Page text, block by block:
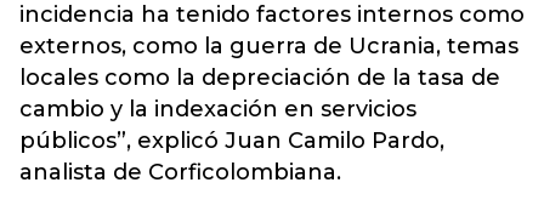
incidencia ha tenido factores internos como
externos, como la guerra de Ucrania, temas
locales como la depreciación de la tasa de
cambio y la indexación en servicios
públicos”, explicó Juan Camilo Pardo,
analista de Corficolombiana.